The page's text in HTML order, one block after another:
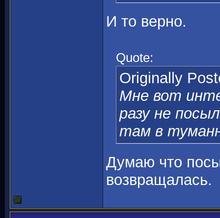
И то верно.
Quote:
Originally
Мне вот
разу не
там в
Думаю что
возвращалась.